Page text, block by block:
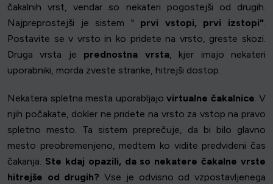
čakalnih vrst, vendar so nekateri pogostejši od drugih.
Najpreprostejši je sistem " prvi vstopi, prvi izstopi".
Postavite se v vrsto in ko pridete na vrsto, greste skozi.
Druga vrsta je prednostna vrsta, kjer imajo nekateri
uporabniki, morda zveste stranke, hitrejši dostop.
Nekatera spletna mesta uporabljajo virtualne čakalnice. V
njih počakate, dokler ne pridete na vrsto za vstop na pravo
spletno mesto. Ta sistem preprečuje, da bi bilo glavno
mesto preobremenjeno, medtem ko vidite predvideni čas
čakanja. Ste kdaj opazili, da so nekatere čakalne vrste
hitrejše od drugih? Vse je odvisno od vzpostavljenega